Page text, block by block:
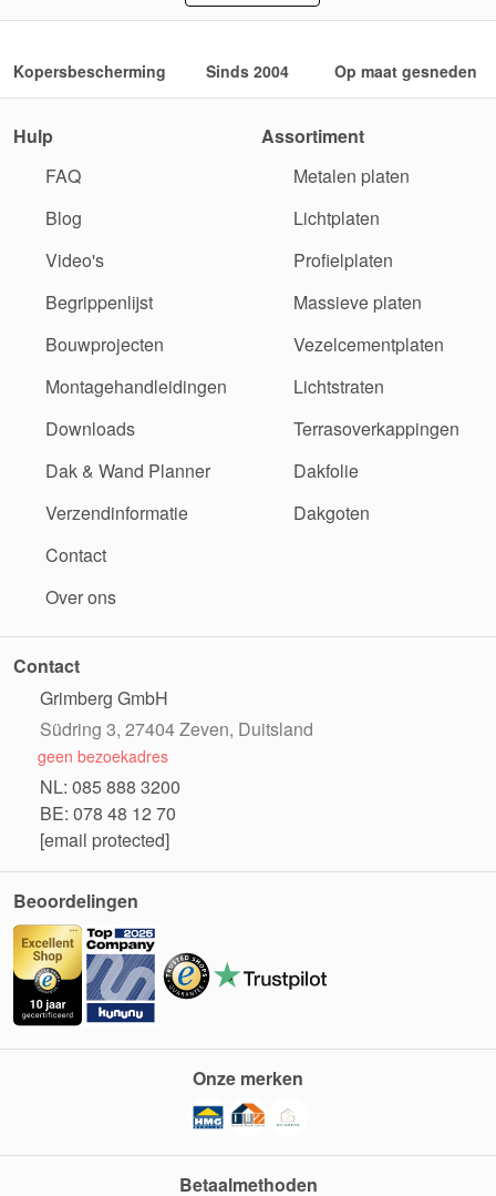
Kopersbescherming Sinds 2004 Op maat gesneden
Hulp
FAQ
Blog
Video's
Begrippenlijst
Bouwprojecten
Montagehandleidingen
Downloads
Dak & Wand Planner
Verzendinformatie
Contact
Over ons
Assortiment
Metalen platen
Lichtplaten
Profielplaten
Massieve platen
Vezelcementplaten
Lichtstraten
Terrasoverkappingen
Dakfolie
Dakgoten
Contact
Grimberg GmbH
Südring 3, 27404 Zeven, Duitsland
geen bezoekadres
NL: 085 888 3200
BE: 078 48 12 70
[email protected]
Beoordelingen
Betaalmethoden
Onze merken